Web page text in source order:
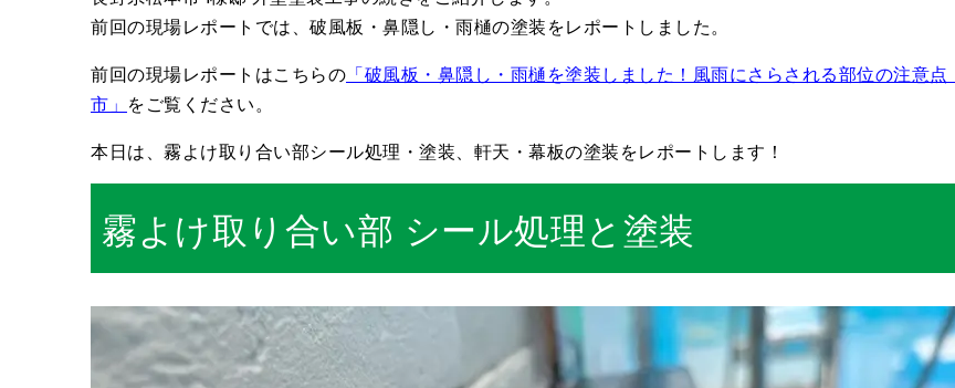
前回の現場レポートでは、破風板・鼻隠し・雨樋の塗装をレポートしました。
前回の現場レポートはこちらの 「破風板・鼻隠し・雨樋を塗装しました！風雨にさらされる部位の注意
市」 をご覧ください。
本日は、霧よけ取り合い部シール処理・塗装、軒天・幕板の塗装をレポートします！
霧よけ取り合い部 シール処理と塗装